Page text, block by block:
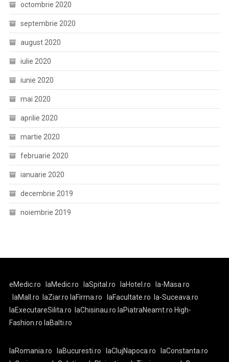
octombrie 2020
septembrie 2020
august 2020
iulie 2020
iunie 2020
mai 2020
aprilie 2020
martie 2020
februarie 2020
ianuarie 2020
decembrie 2019
noiembrie 2019
eMedic.ro laMedic.ro laSpital.ro laHotel.ro
la-Masa.ro
laMall.ro
laZiar.ro laFirma.ro laFacultate.ro
la-Suceava.ro
laExecutareSilita.ro
laChisinau.ro laPiatraNeamt.ro High-
Fashion.ro laBalti.ro
laRomania.ro laBucuresti.ro laClujNapoca.ro
laConstanta.ro